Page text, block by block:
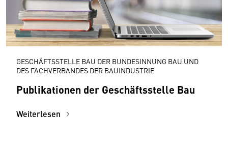
GESCHÄFTSSTELLE BAU DER BUNDESINNUNG BAU UND
DES FACHVERBANDES DER BAUINDUSTRIE
Publikationen der Geschäftsstelle Bau
Weiterlesen